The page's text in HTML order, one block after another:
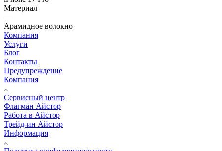
Материал
—
Арамидное волокно
Компания
Услуги
Блог
Контакты
Предупреждение
Компания
Сервисный центр
Флагман Айстор
Работа в Айстор
Трейд-ин Айстор
Информация